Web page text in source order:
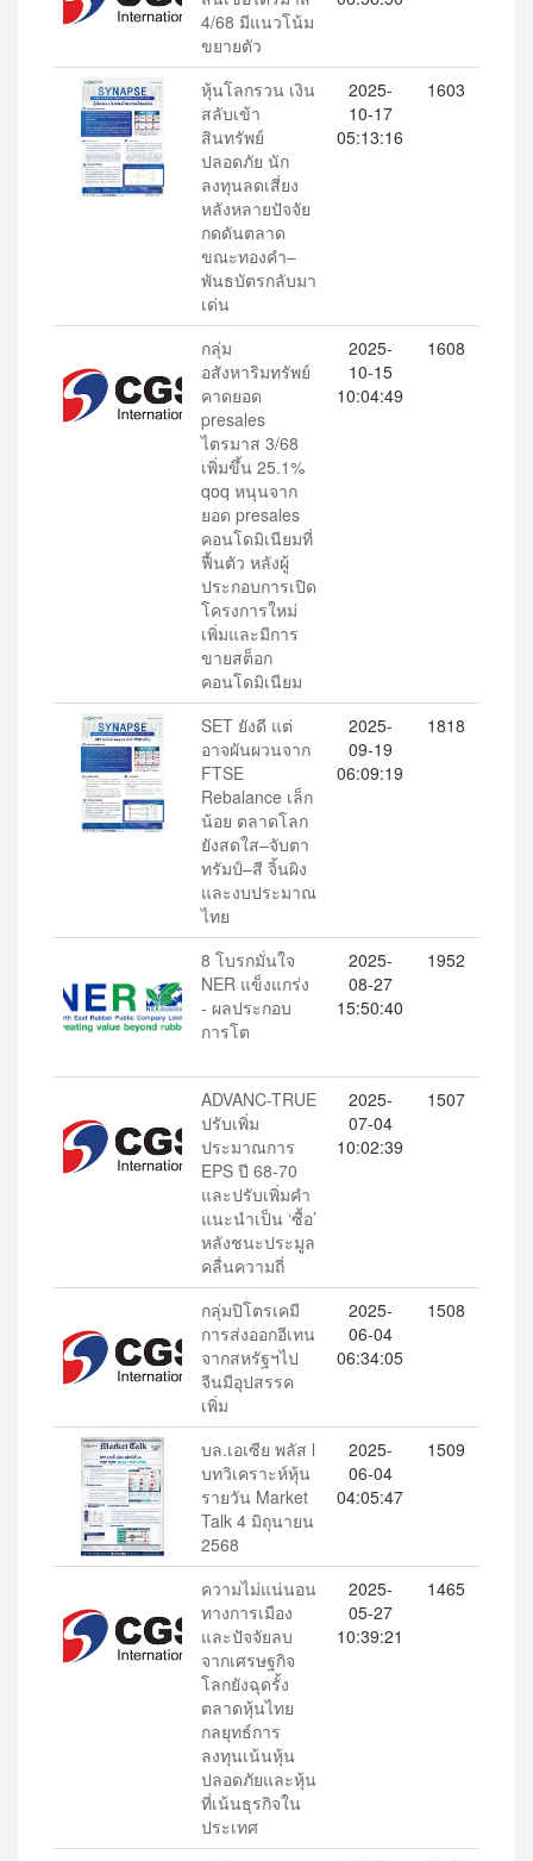
4/68 มีแนวโน้ม
ขยายตัว
หุ้นโลกรวน เงิน
สลับเข้า
สินทรัพย์
ปลอดภัย นัก
ลงทุนลดเสี่ยง
หลังหลายปัจจัย
กดดันตลาด
ขณะทองคำ–
พันธบัตรกลับมา
เด่น
2025-
10-17
05:13:16
1603
กลุ่ม
อสังหาริมทรัพย์
คาดยอด
presales
ไตรมาส 3/68
เพิ่มขึ้น 25.1%
qoq หนุนจาก
ยอด presales
คอนโดมิเนียมที่
ฟื้นตัว หลังผู้
ประกอบการเปิด
โครงการใหม่
เพิ่มและมีการ
ขายสต็อก
คอนโดมิเนียม
2025-
10-15
10:04:49
1608
SET ยังดี แต่
อาจผันผวนจาก
FTSE
Rebalance เล็ก
น้อย ตลาดโลก
ยังสดใส–จับตา
ทรัมป์–สี จิ้นผิง
และงบประมาณ
ไทย
2025-
09-19
06:09:19
1818
8 โบรกมั่นใจ
NER แข็งแกร่ง
- ผลประกอบ
การโต
2025-
08-27
15:50:40
1952
ADVANC-TRUE
ปรับเพิ่ม
ประมาณการ
EPS ปี 68-70
และปรับเพิ่มคำ
แนะนำเป็น ‘ซื้อ’
หลังชนะประมูล
คลื่นความถี่
2025-
07-04
10:02:39
1507
กลุ่มปิโตรเคมี
การส่งออกอีเทน
จากสหรัฐฯไป
จีนมีอุปสรรค
เพิ่ม
2025-
06-04
06:34:05
1508
บล.เอเซีย พลัส l
บทวิเคราะห์หุ้น
รายวัน Market
Talk 4 มิถุนายน
2568
2025-
06-04
04:05:47
1509
ความไม่แน่นอน
ทางการเมือง
และปัจจัยลบ
จากเศรษฐกิจ
โลกยังฉุดรั้ง
ตลาดหุ้นไทย
กลยุทธ์การ
ลงทุนเน้นหุ้น
ปลอดภัยและหุ้น
ที่เน้นธุรกิจใน
ประเทศ
2025-
05-27
10:39:21
1465